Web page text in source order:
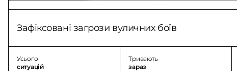
Зафіксовані загрози вуличних боїв
Усього
ситуацій
Тривають
зараз